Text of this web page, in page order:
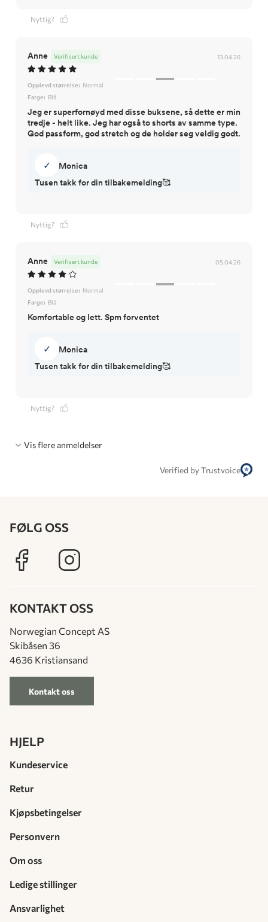
Nyttig?
Anne 13.04.26
Verifisert kunde
Opplevd størrelse: Normal
Farge: Blå
Jeg er superfornøyd med disse buksene, så dette er min
tredje - helt like. Jeg har også to shorts av samme type.
God passform, god stretch og de holder seg veldig godt.
✓
Monica
Tusen takk for din tilbakemelding🥰
Nyttig?
Anne 05.04.26
Verifisert kunde
Opplevd størrelse: Normal
Farge: Blå
Komfortable og lett. Spm forventet
✓
Monica
Tusen takk for din tilbakemelding🥰
Nyttig?
Vis flere anmeldelser
Verified by Trustvoice
FØLG OSS
KONTAKT OSS
Norwegian Concept AS
Skibåsen 36
4636 Kristiansand
Kontakt oss
HJELP
Kundeservice
Retur
Kjøpsbetingelser
Personvern
Om oss
Ledige stillinger
Ansvarlighet